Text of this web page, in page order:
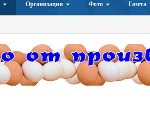
Организации Фото Газета